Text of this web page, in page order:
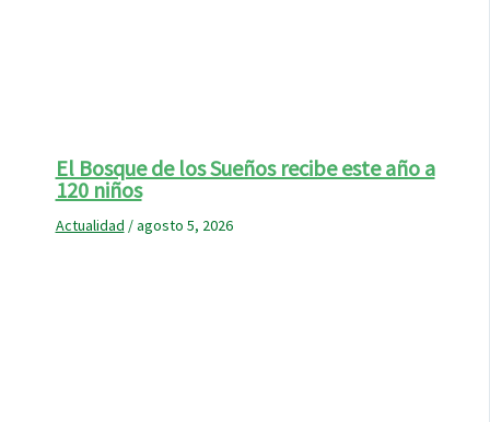
El Bosque de los Sueños recibe este año a
120 niños
Actualidad /agosto 5, 2026